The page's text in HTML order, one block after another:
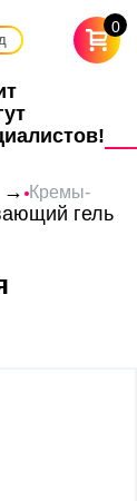
0
→Кремы-
гель